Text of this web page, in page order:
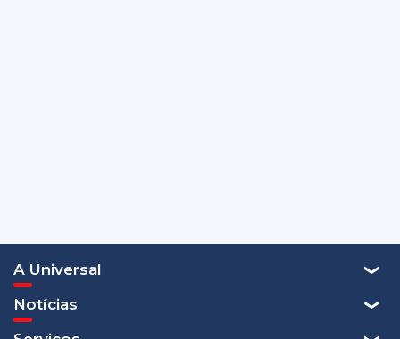
A Universal
Notícias